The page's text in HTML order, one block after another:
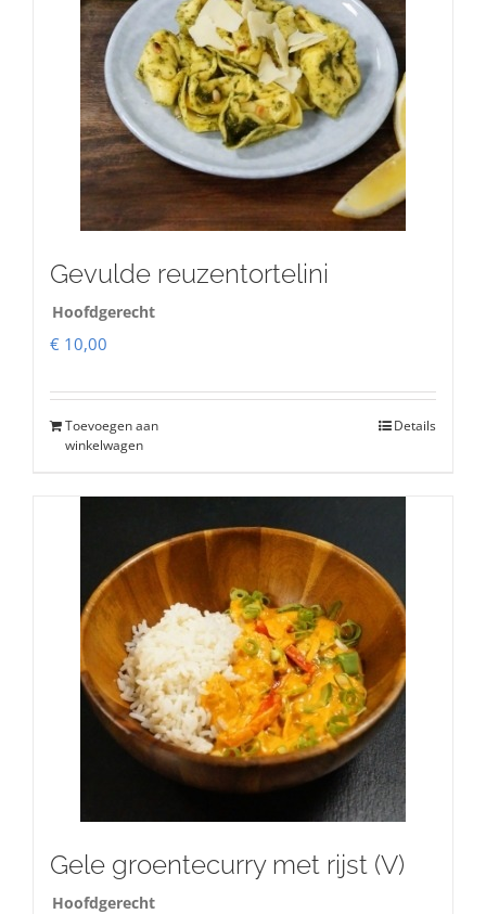
Gevulde reuzentortelini
Hoofdgerecht
€ 10,00
Toevoegen aan
winkelwagen
Details
Gele groentecurry met rijst (V)
Hoofdgerecht